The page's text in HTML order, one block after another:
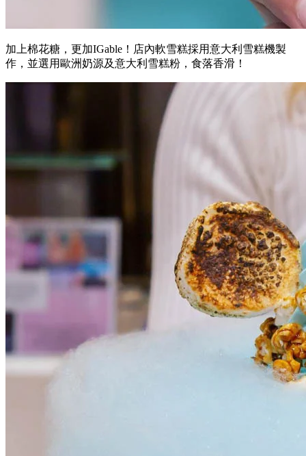
加上棉花糖，更加IGable！店內軟雪糕採用意大利雪糕機製
作，並選用歐洲奶源及意大利雪糕粉，食落香滑！